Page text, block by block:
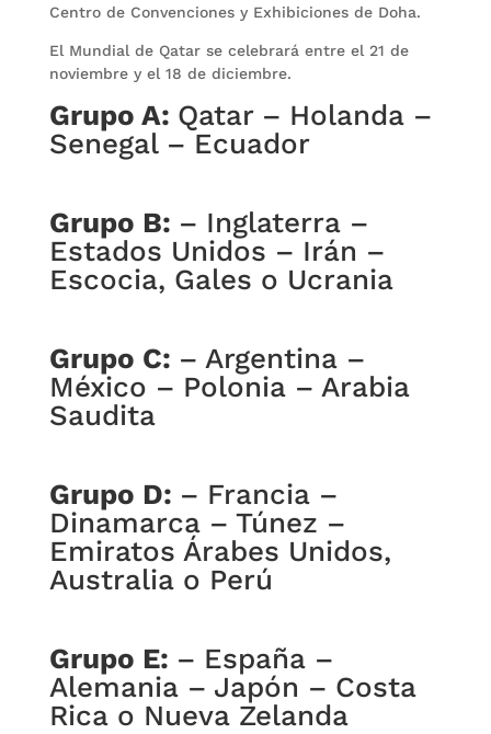
Centro de Convenciones y Exhibiciones de Doha.
El Mundial de Qatar se celebrará entre el 21 de
noviembre y el 18 de diciembre.
Grupo A: Qatar – Holanda –
Senegal – Ecuador
Grupo B: – Inglaterra –
Estados Unidos – Irán –
Escocia, Gales o Ucrania
Grupo C: – Argentina –
México – Polonia – Arabia
Saudita
Grupo D: – Francia –
Dinamarca – Túnez –
Emiratos Árabes Unidos,
Australia o Perú
Grupo E: – España –
Alemania – Japón – Costa
Rica o Nueva Zelanda